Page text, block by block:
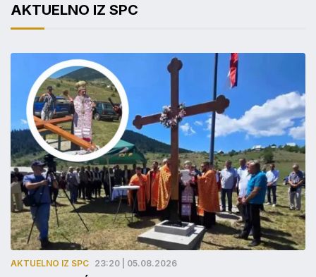
AKTUELNO IZ SPC
AKTUELNO IZ SPC 23:20 | 05.08.2026